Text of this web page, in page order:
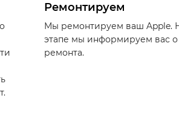
Ремонтируем
Мы ремонтируем ваш Apple.
этапе мы информируем вас
ремонта.